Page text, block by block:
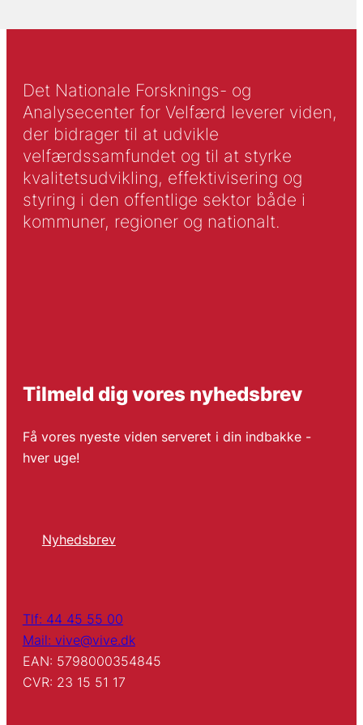
Det Nationale Forsknings- og
Analysecenter for Velfærd leverer viden,
der bidrager til at udvikle
velfærdssamfundet og til at styrke
kvalitetsudvikling, effektivisering og
styring i den offentlige sektor både i
kommuner, regioner og nationalt.
Tilmeld dig vores nyhedsbrev
Få vores nyeste viden serveret i din indbakke -
hver uge!
Nyhedsbrev
Tlf: 44 45 55 00
Mail: vive@vive.dk
EAN: 5798000354845
CVR: 23 15 51 17